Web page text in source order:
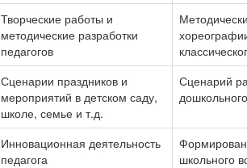
Творческие работы и
методические разработки
педагогов
Сценарии праздников и
мероприятий в детском саду,
школе, семье и т.д.
Сценарий
Инновационная деятельность
педагога
школьного